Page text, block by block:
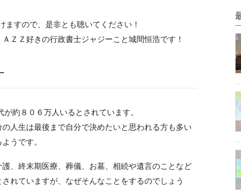
ますので、是非とも聴いてください！
ＺＺ好きの行政書士ジャジーこと城間恒浩です！
約８０６万人いるとされています。
人生は最後まで自分で決めたいと思われる方も多い
うです。
、終末期医療、葬儀、お墓、相続や遺言のことなど
れていますが、なぜそんなことをするのでしょう